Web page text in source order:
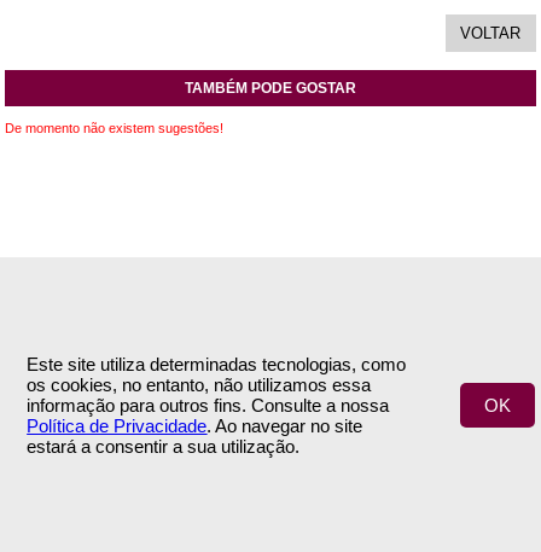
Este site utiliza determinadas tecnologias, como
os cookies, no entanto, não utilizamos essa
informação para outros fins. Consulte a nossa
Política de Privacidade. Ao navegar no site
estará a consentir a sua utilização.
OK
TAMBÉM PODE GOSTAR
De momento não existem sugestões!
Empresa
Termos e Condições
Política de Privacidade
Contactos
Encomendas & Pagamentos
Envio
Trocas & Devoluções